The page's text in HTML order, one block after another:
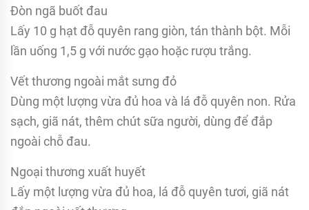
Đòn ngã buốt đau
Lấy 10 g hạt đỗ quyên rang giòn, tán thành bột. Mỗi
lần uống 1,5 g với nước gạo hoặc rượu trắng.
Vết thương ngoài mắt sưng đỏ
Dùng một lượng vừa đủ hoa và lá đỗ quyên non. Rửa
sạch, giã nát, thêm chút sữa người, dùng để đắp
ngoài chỗ đau.
Ngoại thương xuất huyết
Lấy một lượng vừa đủ hoa, lá đỗ quyên tươi, giã nát